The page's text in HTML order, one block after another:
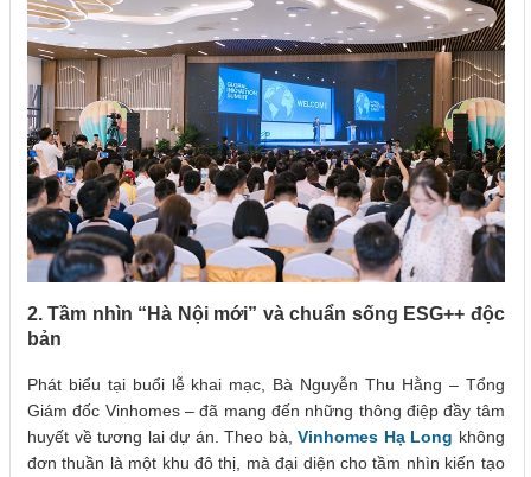
2. Tầm nhìn “Hà Nội mới” và chuẩn sống ESG++ độc
bản
Phát biểu tại buổi lễ khai mạc, Bà Nguyễn Thu Hằng – Tổng
Giám đốc Vinhomes – đã mang đến những thông điệp đầy tâm
huyết về tương lai dự án. Theo bà,Vinhomes Hạ Long không
đơn thuần là một khu đô thị, mà đại diện cho tầm nhìn kiến tạo